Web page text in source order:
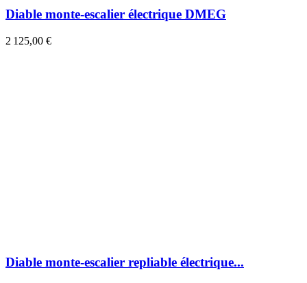
Diable monte-escalier électrique DMEG
2 125,00 €
Diable monte-escalier repliable électrique...